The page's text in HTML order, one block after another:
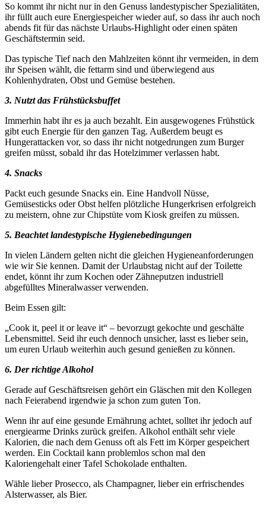
So kommt ihr nicht nur in den Genuss landestypischer Spezialitäten,
ihr füllt auch eure Energiespeicher wieder auf, so dass ihr auch noch
abends fit für das nächste Urlaubs-Highlight oder einen späten
Geschäftstermin seid.
Das typische Tief nach den Mahlzeiten könnt ihr vermeiden, in dem
ihr Speisen wählt, die fettarm sind und überwiegend aus
Kohlenhydraten, Obst und Gemüse bestehen.
3. Nutzt das Frühstücksbuffet
Immerhin habt ihr es ja auch bezahlt. Ein ausgewogenes Frühstück
gibt euch Energie für den ganzen Tag. Außerdem beugt es
Hungerattacken vor, so dass ihr nicht notgedrungen zum Burger
greifen müsst, sobald ihr das Hotelzimmer verlassen habt.
4. Snacks
Packt euch gesunde Snacks ein. Eine Handvoll Nüsse,
Gemüsesticks oder Obst helfen plötzliche Hungerkrisen erfolgreich
zu meistern, ohne zur Chipstüte vom Kiosk greifen zu müssen.
5. Beachtet landestypische Hygienebedingungen
In vielen Ländern gelten nicht die gleichen Hygieneanforderungen
wie wir Sie kennen. Damit der Urlaubstag nicht auf der Toilette
endet, könnt ihr zum Kochen oder Zähneputzen industriell
abgefülltes Mineralwasser verwenden.
Beim Essen gilt:
„Cook it, peel it or leave it“ – bevorzugt gekochte und geschälte
Lebensmittel. Seid ihr euch dennoch unsicher, lasst es lieber sein,
um euren Urlaub weiterhin auch gesund genießen zu können.
6. Der richtige Alkohol
Gerade auf Geschäftsreisen gehört ein Gläschen mit den Kollegen
nach Feierabend irgendwie ja schon zum guten Ton.
Wenn ihr auf eine gesunde Ernährung achtet, solltet ihr jedoch auf
energiearme Drinks zurück greifen. Alkohol enthält sehr viele
Kalorien, die nach dem Genuss oft als Fett im Körper gespeichert
werden. Ein Cocktail kann problemlos schon mal den
Kaloriengehalt einer Tafel Schokolade enthalten.
Wähle lieber Prosecco, als Champagner, lieber ein erfrischendes
Alsterwasser, als Bier.